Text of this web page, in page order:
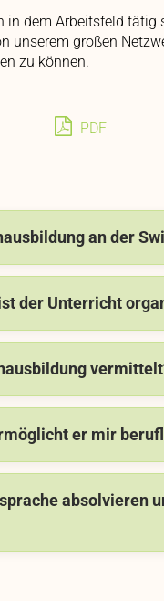
dem Arbeitsfeld
unserem großen
zu können.
PDF
an der
der Unterricht
er mir
absolvieren